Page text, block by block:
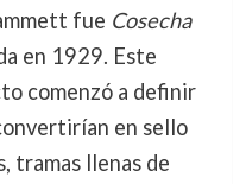
fue Cosecha
en 1929. Este
comenzó a definir
en sello
tramas llenas de